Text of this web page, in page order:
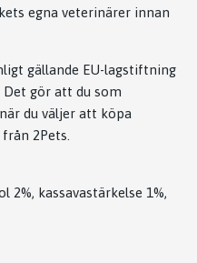
egna veterinärer innan
gällande EU-lagstiftning
Det gör att du som
du väljer att köpa
2Pets.
2%, kassavastärkelse 1%,